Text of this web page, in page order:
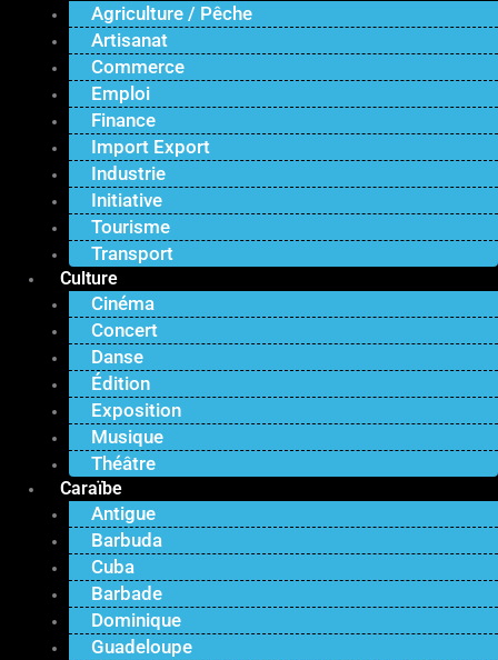
Agriculture / Pêche
Artisanat
Commerce
Emploi
Finance
Import Export
Industrie
Initiative
Tourisme
Transport
Culture
Cinéma
Concert
Danse
Édition
Exposition
Musique
Théâtre
Caraïbe
Antigue
Barbuda
Cuba
Barbade
Dominique
Guadeloupe